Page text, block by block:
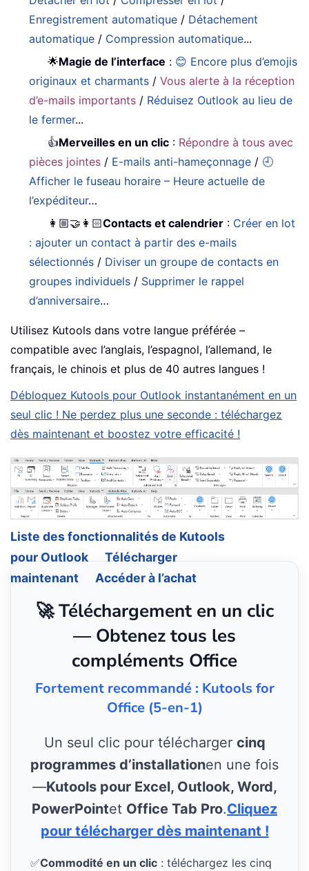
Enregistrement automatique / Détachement
automatique / Compression automatique...
🌟Magie de l’interface : 😊 Encore plus d’emojis
originaux et charmants /Vous alerte à la réception
d’e-mails importants / Réduisez Outlook au lieu de
le fermer...
👍Merveilles en un clic : Répondre à tous avec
pièces jointes / E-mails anti-hameçonnage / 🕘
Afficher le fuseau horaire – Heure actuelle de
l’expéditeur…
👩🏼‍🤝‍👩🏻Contacts et calendrier : Créer en lot
: ajouter un contact à partir des e-mails
sélectionnés / Diviser un groupe de contacts en
groupes individuels / Supprimer le rappel
d’anniversaire…
Utilisez Kutools dans votre langue préférée –
compatible avec l’anglais, l’espagnol, l’allemand, le
français, le chinois et plus de 40 autres langues !
Débloquez Kutools pour Outlook instantanément en un
seul clic ! Ne perdez plus une seconde : téléchargez
dès maintenant et boostez votre efficacité !
Liste des fonctionnalités de Kutools
pour Outlook
Télécharger
maintenant
Accéder à l’achat
🚀 Téléchargement en un clic
— Obtenez tous les
compléments Office
Fortement recommandé : Kutools for
Office (5-en-1)
Un seul clic pour télécharger cinq
programmes d’installationen une fois
—Kutools pour Excel, Outlook, Word,
PowerPointet Office Tab Pro.Cliquez
pour télécharger dès maintenant !
✅Commodité en un clic : téléchargez les cinq